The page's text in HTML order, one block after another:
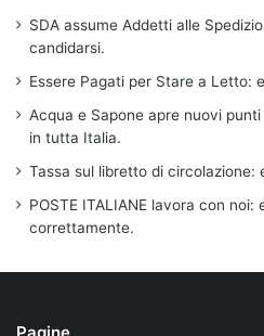
SDA assume Addetti alle
candidarsi.
Essere Pagati per Stare a Letto:
Acqua e Sapone apre nuovi
in tutta Italia.
Tassa sul libretto di circolazione:
POSTE ITALIANE lavora con
correttamente.